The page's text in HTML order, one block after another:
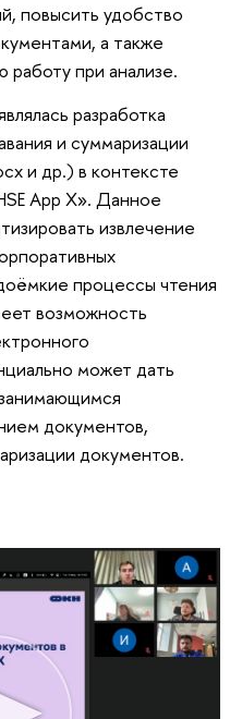
повысить удобство
а также
работу при анализе.
разработка
и суммаризации
и др.) в контексте
App X». Данное
извлечение
процессы чтения
возможность
может дать
документов,
документов.